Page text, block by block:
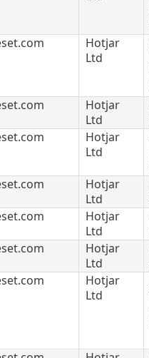
Hotjar
Ltd
Hotjar
Ltd
Hotjar
Ltd
Hotjar
Ltd
Hotjar
Ltd
Hotjar
Ltd
Hotjar
Ltd